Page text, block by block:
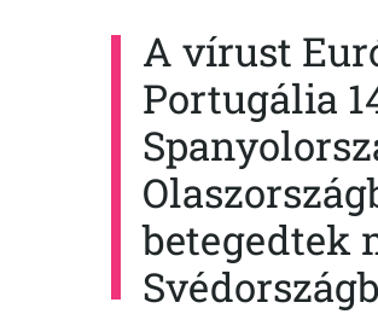
A vírust
Portugália
betegedtek